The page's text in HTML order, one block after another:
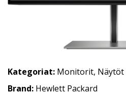
Kategoriat: Monitorit, Näytöt
Brand: Hewlett Packard